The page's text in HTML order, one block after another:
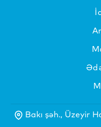
Bakı şəh., Üzeyir